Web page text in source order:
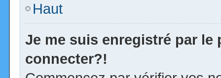
Haut
Je me suis enregistré par le
connecter?!